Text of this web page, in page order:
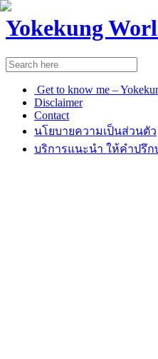
Yokekung
Get to know me –
Disclaimer
Contact
นโยบายความเป็นส่วนตัว
บริการแนะนำ ให้คำปรึก